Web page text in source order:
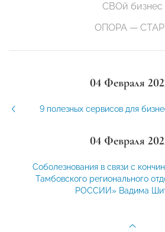
СВОй бизнес
ОПОРА —
04 Февраля
9 полезных сервисов для
04 Февраля
Соболезнования в связи с
Тамбовского регионального
РОССИИ» Вадима